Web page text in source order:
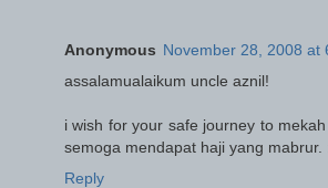
Anonymous November 28, 2008 at
assalamualaikum uncle aznil!
i wish for your safe journey to
semoga mendapat haji yang mabrur.
Reply